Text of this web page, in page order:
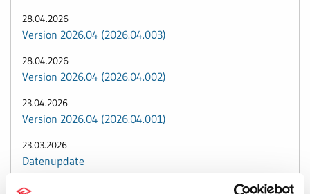
28.04.2026
Version 2026.04 (2026.04.003)
28.04.2026
Version 2026.04 (2026.04.002)
23.04.2026
Version 2026.04 (2026.04.001)
23.03.2026
Datenupdate
17.03.2026